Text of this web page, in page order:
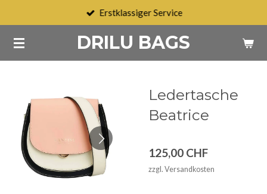
springen
DRILU BAGS
Erstklassiger Service
Ledertasche
Beatrice
125,00 CHF
zzgl. Versandkosten